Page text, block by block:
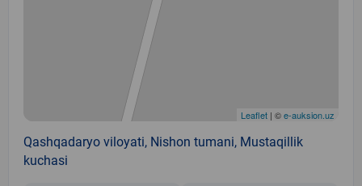
Leaflet | ©e-auksion.uz
Qashqadaryo viloyati, Nishon tumani, Mustaqillik
kuchasi